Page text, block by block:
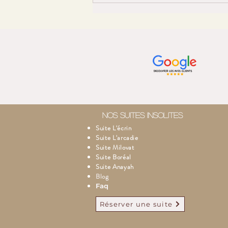
NOS SUITES INSOLITES
Suite L'écrin
Suite L'arcadie
Suite Milovat
Suite Boréal
Suite Anayah
Blog
Faq
Réserver une suite